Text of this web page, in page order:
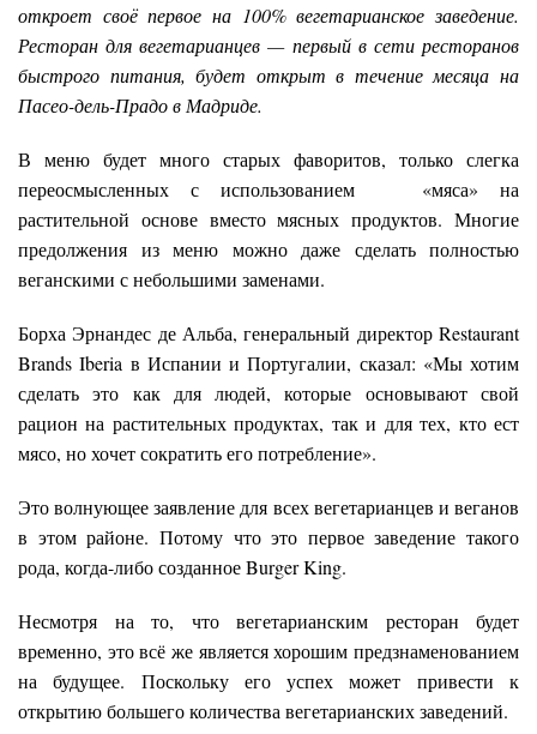
откроет своё первое на 100% вегетарианское заведение.
Ресторан для вегетарианцев — первый в сети ресторанов
быстрого питания, будет открыт в течение месяца на
Пасео-дель-Прадо в Мадриде.
В меню будет много старых фаворитов, только слегка
переосмысленных с использованием «мяса» на
растительной основе вместо мясных продуктов. Многие
предолжения из меню можно даже сделать полностью
веганскими с небольшими заменами.
Борха Эрнандес де Альба, генеральный директор Restaurant
Brands Iberia в Испании и Португалии, сказал: «Мы хотим
сделать это как для людей, которые основывают свой
рацион на растительных продуктах, так и для тех, кто ест
мясо, но хочет сократить его потребление».
Это волнующее заявление для всех вегетарианцев и веганов
в этом районе. Потому что это первое заведение такого
рода, когда-либо созданное Burger King.
Несмотря на то, что вегетарианским ресторан будет
временно, это всё же является хорошим предзнаменованием
на будущее. Поскольку его успех может привести к
открытию большего количества вегетарианских заведений.